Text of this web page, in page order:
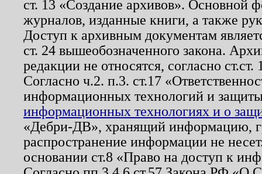
ст. 13 «Создание архивов». Основной
журналов, изданные книги, а также
Доступ к архивным документам
ст. 24 вышеобозначенного закона.
редакции не относятся, согласно
Согласно ч.2. п.3. ст.17
информационных технологий и
информационных технологиях и о
«Дебри-ДВ», хранящий информацию,
распространение информации не
основании ст.8 «Право на доступ к